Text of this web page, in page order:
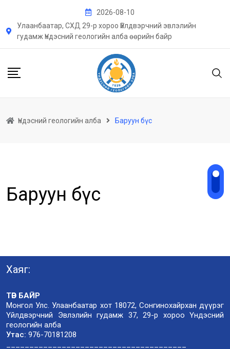
content
2026-08-10
Улаанбаатар, СХД 29-р хороо Үйлдвэрчний эвлэлийн
гудамж Үндэсний геологийн алба өөрийн байр
Үндэсний геологийн алба Баруун бүс
Баруун бүс
Хаяг:
ТӨВ БАЙР
Монгол Улс. Улаанбаатар хот 18072, Сонгинохайрхан дүүрэг
Үйлдвэрчний Эвлэлийн гудамж 37, 29-р хороо Үндэсний
геологийн алба
Утас: 976-70181208